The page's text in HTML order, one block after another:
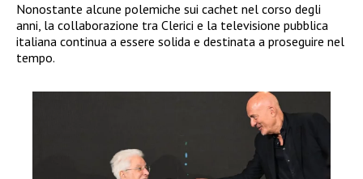
Nonostante alcune polemiche sui cachet nel corso degli
anni, la collaborazione tra Clerici e la televisione pubblica
italiana continua a essere solida e destinata a proseguire nel
tempo.